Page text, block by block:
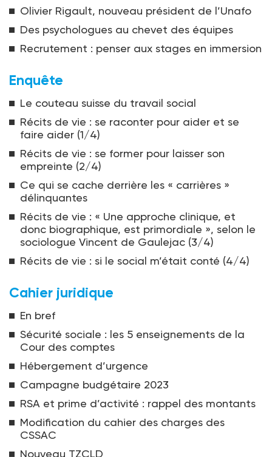
Olivier Rigault, nouveau président de l’Unafo
Des psychologues au chevet des équipes
Recrutement : penser aux stages en immersion
Enquête
Le couteau suisse du travail social
Récits de vie : se raconter pour aider et se
faire aider (1/4)
Récits de vie : se former pour laisser son
empreinte (2/4)
Ce qui se cache derrière les « carrières »
délinquantes
Récits de vie : « Une approche clinique, et
donc biographique, est primordiale », selon le
sociologue Vincent de Gaulejac (3/4)
Récits de vie : si le social m’était conté (4/4)
Cahier juridique
En bref
Sécurité sociale : les 5 enseignements de la
Cour des comptes
Hébergement d’urgence
Campagne budgétaire 2023
RSA et prime d’activité : rappel des montants
Modification du cahier des charges des
CSSAC
Nouveau TZCLD